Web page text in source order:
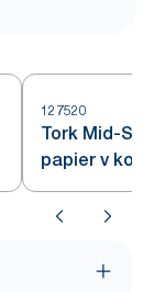
127520
Tork Mid-
papier v